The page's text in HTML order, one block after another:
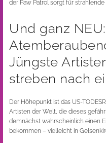
der Paw Patrol sorgt für
Und ganz NEU:
Jüngste
streben nach
Der Höhepunkt ist das US-
Artisten der Welt, die dieses
demnächst wahrscheinlich einen
bekommen – vielleicht in